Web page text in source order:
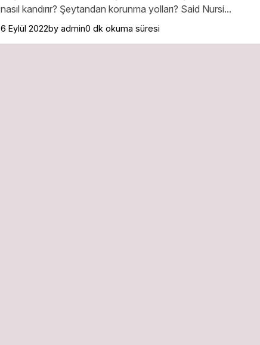
nasıl kandırır? Şeytandan korunma yolları? Said Nursi...
6 Eylül 2022by admin0 dk okuma süresi